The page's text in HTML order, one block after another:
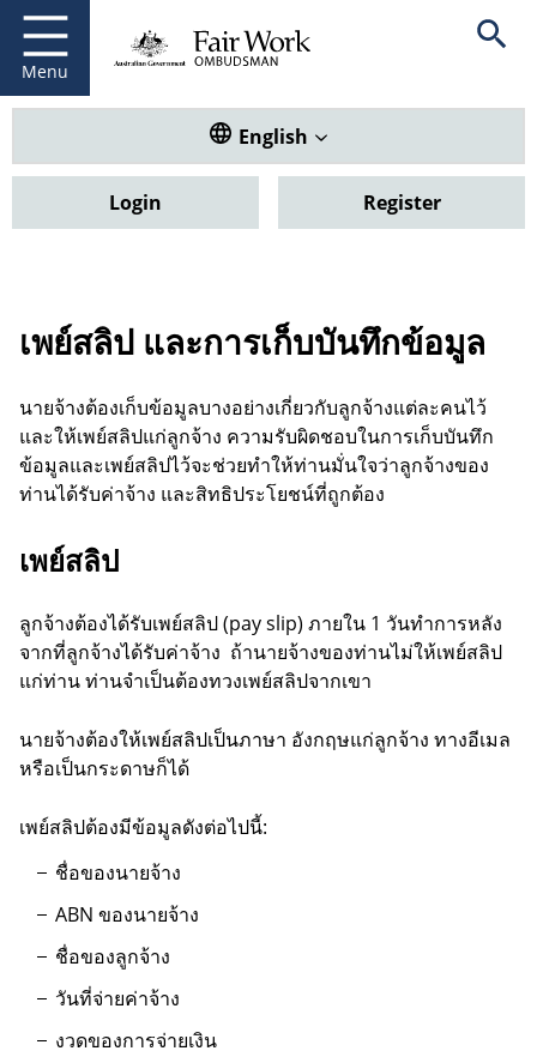
main
content
Menu
Fair Work Ombudsman Open
Translate this website. Default
English
Login Register
เพย์สลิป และการเก็บบันทึกข้อมูล
นายจ้างต้องเก็บข้อมูลบางอย่างเกี่ยวกับลูกจ้างแต่ละคนไว้
และให้เพย์สลิปแก่ลูกจ้าง ความรับผิดชอบในการเก็บบันทึก
ข้อมูลและเพย์สลิปไว้จะช่วยทำให้ท่านมั่นใจว่าลูกจ้างของ
ท่านได้รับค่าจ้าง และสิทธิประโยชน์ที่ถูกต้อง
เพย์สลิป
ลูกจ้างต้องได้รับเพย์สลิป (pay slip) ภายใน 1 วันทำการหลัง
จากที่ลูกจ้างได้รับค่าจ้าง ถ้านายจ้างของท่านไม่ให้เพย์สลิป
แก่ท่าน ท่านจำเป็นต้องทวงเพย์สลิปจากเขา
นายจ้างต้องให้เพย์สลิปเป็นภาษา อังกฤษแก่ลูกจ้าง ทางอีเมล
หรือเป็นกระดาษก็ได้
เพย์สลิปต้องมีข้อมูลดังต่อไปนี้:
ชื่อของนายจ้าง
ABN ของนายจ้าง
ชื่อของลูกจ้าง
วันที่จ่ายค่าจ้าง
งวดของการจ่ายเงิน